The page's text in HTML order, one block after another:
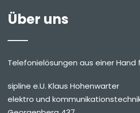
Über uns
Telefonielösungen aus einer Hand
sipline e.U. Klaus Hohenwarter
elektro und